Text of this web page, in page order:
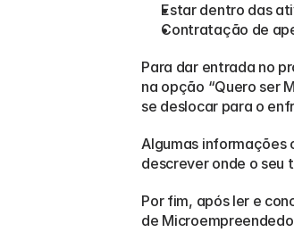
Estar dentro das
Contratação de
Para dar entrada no
na opção “Quero ser
se deslocar para o
Algumas informações
descrever onde o seu
Por fim, após ler e
de